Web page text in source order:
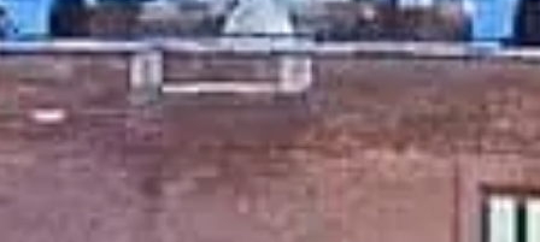
وزٹ کے اوقات تاریخ مفید معلومات
پوچھے گئے سوالات